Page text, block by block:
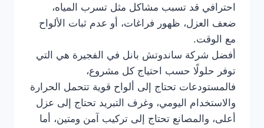
احترافي قد تسبب مشاكل مثل تسرب المياه،
ضعف العزل، ظهور فراغات، أو عدم ثبات الألواح
مع الوقت.
أفضل شركة ساندوتش بانل في الفجيرة هي التي
توفر حلولًا حسب احتياج كل مشروع،
فالمستودعات تحتاج إلى ألواح قوية تتحمل الحرارة
والاستخدام اليومي، وغرف التبريد تحتاج إلى عزل
أعلى، والمصانع تحتاج إلى تركيب آمن ومتين، أما